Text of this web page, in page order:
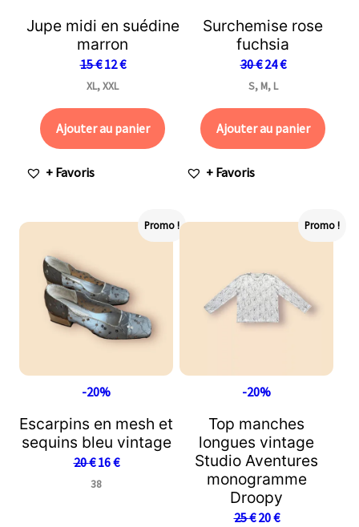
Jupe midi en suédine
marron
15€ 12€
XL, XXL
Ajouter au panier
+ Favoris
Surchemise rose
fuchsia
30€ 24€
S, M, L
Ajouter au panier
+ Favoris
Promo !
-20%
Escarpins en mesh et
sequins bleu vintage
20€ 16€
38
Promo !
-20%
Top manches
longues vintage
Studio Aventures
monogramme
Droopy
25€ 20€